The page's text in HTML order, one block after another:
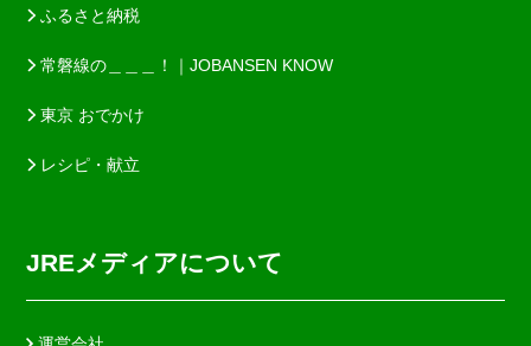
ふるさと納税
常磐線の＿＿＿！｜JOBANSEN KNOW
東京 おでかけ
レシピ・献立
JREメディアについて